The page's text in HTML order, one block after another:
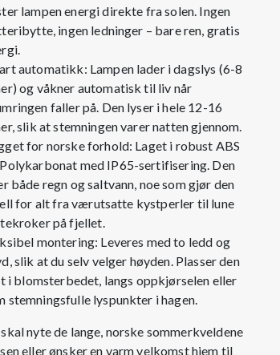
lampen energi direkte fra solen. Ingen
ingen ledninger – bare ren, gratis
automatikk: Lampen lader i dagslys (6-8
og våkner automatisk til liv når
faller på. Den lyser i hele 12-16
slik at stemningen varer natten gjennom.
for norske forhold: Laget i robust ABS
med IP65-sertifisering. Den
både regn og saltvann, noe som gjør den
for alt fra værutsatte kystperler til lune
på fjellet.
montering: Leveres med to ledd og
slik at du selv velger høyden. Plasser den
i blomsterbedet, langs oppkjørselen eller
stemningsfulle lyspunkter i hagen.
skal nyte de lange, norske sommerkveldene
eller ønsker en varm velkomst hjem til